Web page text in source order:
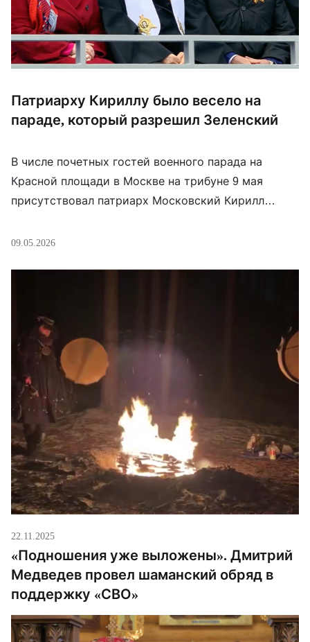
Патриарху Кириллу было весело на
параде, который разрешил Зеленский
В числе почетных гостей военного парада на
Красной площади в Москве на трибуне 9 мая
присутствовал патриарх Московский Кирилл
России Дмитрием Медведевым, который
годы прошел без военной […]
09.05.2026
22.11.2025
«Подношения уже выложены». Дмитрий
Медведев провел шаманский обряд в
поддержку «СВО»